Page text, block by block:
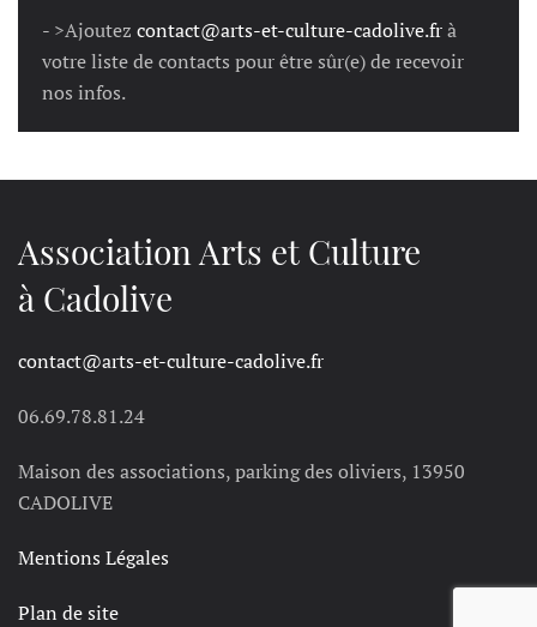
- >Ajoutez contact@arts-et-culture-cadolive.frà
votre liste de contacts pour être sûr(e) de recevoir
nos infos.
Association Arts et Culture
à Cadolive
contact@arts-et-culture-cadolive.fr
06.69.78.81.24
Maison des associations, parking des oliviers, 13950
CADOLIVE
Mentions Légales
Plan de site